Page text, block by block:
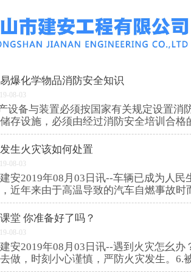
爆化学物品消防安全知识
08-03
设备与装置必须按国家有关规定设置消
存设施，必须由经过消防安全培训合格
生火灾该如何处置
08-03
安2019年08月03日讯--车辆已成为人
近年来由于高温导致的汽车自燃事故时
堂 你准备好了吗？
08-03
安2019年08月03日讯--遇到火灾怎幺
做，时刻小心谨慎，严防火灾发生。6.